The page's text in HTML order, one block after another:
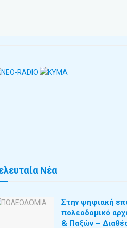
Νέα
Στην ψηφιακή
πολεοδομικό
& Παξών –